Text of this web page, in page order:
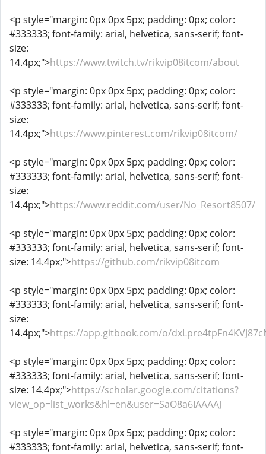
<p style="margin: 0px 0px 5px; padding: 0px; color:
#333333; font-family: arial, helvetica, sans-serif; font-
size:
14.4px;">https://www.twitch.tv/rikvip08itcom/about
<p style="margin: 0px 0px 5px; padding: 0px; color:
#333333; font-family: arial, helvetica, sans-serif; font-
size:
14.4px;">https://www.pinterest.com/rikvip08itcom/
<p style="margin: 0px 0px 5px; padding: 0px; color:
#333333; font-family: arial, helvetica, sans-serif; font-
size:
14.4px;">https://www.reddit.com/user/No_Resort8507/
<p style="margin: 0px 0px 5px; padding: 0px; color:
#333333; font-family: arial, helvetica, sans-serif; font-
size: 14.4px;">https://github.com/rikvip08itcom
<p style="margin: 0px 0px 5px; padding: 0px; color:
#333333; font-family: arial, helvetica, sans-serif; font-
size:
14.4px;">https://app.gitbook.com/o/
<p style="margin: 0px 0px 5px; padding: 0px; color:
#333333; font-family: arial, helvetica, sans-serif; font-
size: 14.4px;">https://scholar.google.com/citations?
view_op=list_works&hl=en&user=SaO8a6IAAAAJ
<p style="margin: 0px 0px 5px; padding: 0px; color:
#333333; font-family: arial, helvetica, sans-serif; font-